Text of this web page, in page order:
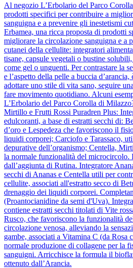
Al negozio L’Erbolario del Parco
prodotti specifici per contribuire a
sanguigna e a prevenire gli inestetismi
Erbamea, una ricca proposta di prodotti
migliorare la circolazione sanguigna e a
cutanei della cellulite: integratori
tisane, capsule vegetali o bustine
come gel o unguenti. Per contrastare la
e l’aspetto della pelle a buccia
adottare uno stile di vita sano, seguire
fare movimento quotidiano. Alcuni
L’Erbolario del Parco Corolla di
Mirtillo e Frutti Rossi Puradren Plus:
edulcoranti, a base di estratti secchi di:
d’oro e Lespedeza che favoriscono il
liquidi corporei; Carciofo e Tarassaco,
depurative dell’organismo; Centella,
la normale funzionalità del microcircolo.
dall’aggiunta di Rutina. Integratore
secchi di Ananas e Centella utili per
cellulite, associati all'estratto secco di
drenaggio dei liquidi corporei.
(Proantocianidine da semi d'Uva).
contiene estratti secchi titolati di Vite
Rusco, che favoriscono la funzionalità
circolazione venosa, alleviando la
gambe, associati a Vitamina C (da Rosa
normale produzione di collagene per la
sanguigni. Arricchisce la formula il
ottenuto dall’Arancia.